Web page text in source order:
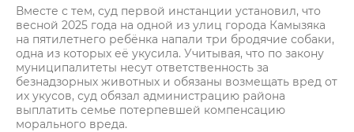
Вместе с тем, суд первой инстанции установил, что
весной 2025 года на одной из улиц города Камызяка
на пятилетнего ребёнка напали три бродячие собаки,
одна из которых её укусила. Учитывая, что по закону
муниципалитеты несут ответственность за
безнадзорных животных и обязаны возмещать вред от
их укусов, суд обязал администрацию района
выплатить семье потерпевшей компенсацию
морального вреда.